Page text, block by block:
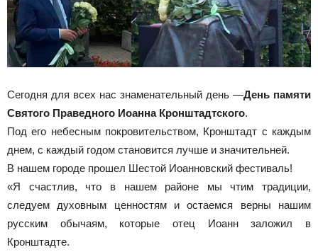
Сегодня для всех нас знаменательный день —День памяти
Святого Праведного Иоанна Кронштадтского.
Под его небесным покровительством, Кронштадт с каждым
днем, с каждый годом становится лучше и значительней.
В нашем городе прошел Шестой Иоанновский фестиваль!
«Я счастлив, что в нашем районе мы чтим традиции,
следуем духовным ценностям и остаемся верны нашим
русским обычаям, которые отец Иоанн заложил в
Кронштадте.